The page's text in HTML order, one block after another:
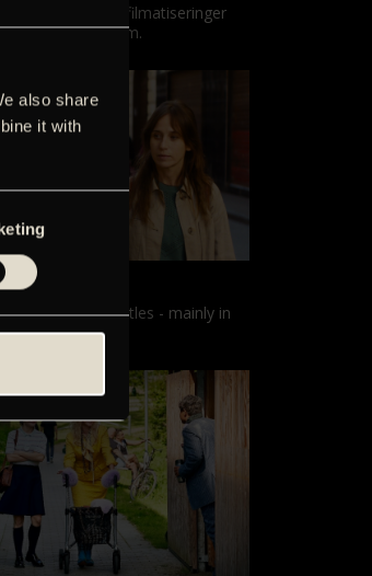
also share
it with
Marcel Pagnol-filmatiseringer
nyrestaureret form.
English subtitles
with English subtitles - mainly in
Gloria.